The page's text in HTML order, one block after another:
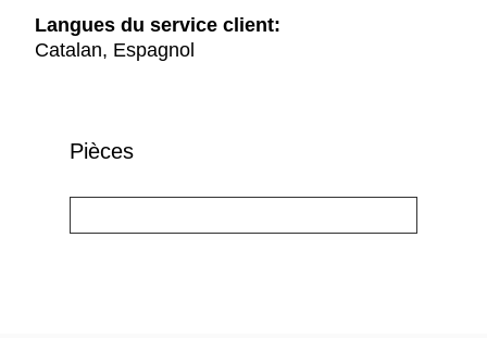
Langues du service client:
Catalan, Espagnol
Pièces